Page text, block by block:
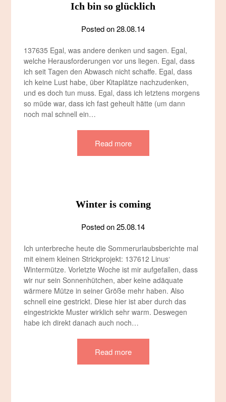
Ich bin so glücklich
Posted on28.08.14
137635 Egal, was andere denken und sagen. Egal,
welche Herausforderungen vor uns liegen. Egal, dass
ich seit Tagen den Abwasch nicht schaffe. Egal, dass
ich keine Lust habe, über Kitaplätze nachzudenken,
und es doch tun muss. Egal, dass ich letztens morgens
so müde war, dass ich fast geheult hätte (um dann
noch mal schnell ein…
Read more
Winter is coming
Posted on25.08.14
Ich unterbreche heute die Sommerurlaubsberichte mal
mit einem kleinen Strickprojekt: 137612 Linus‘
Wintermütze. Vorletzte Woche ist mir aufgefallen, dass
wir nur sein Sonnenhütchen, aber keine adäquate
wärmere Mütze in seiner Größe mehr haben. Also
schnell eine gestrickt. Diese hier ist aber durch das
eingestrickte Muster wirklich sehr warm. Deswegen
habe ich direkt danach auch noch…
Read more